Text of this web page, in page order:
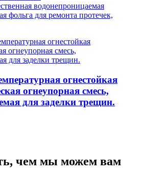
водонепроницаемая
фольга для ремонта протечек,
огнестойкая
огнеупорная смесь,
для заделки трещин.
чем мы можем вам